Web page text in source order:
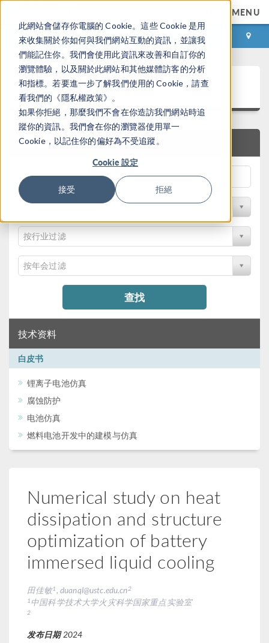
此網站會儲存你電腦的 Cookie。這些 Cookie 是用
來收集關於你如何與我們網站互動的資訊，並讓我
們能記住你。我們會使用此資訊來改善和自訂你的
瀏覽體驗，以及關於此網站和其他媒體訪客的分析
和指標。若要進一步了解我們使用的 Cookie，請查
看我們的《隱私權政策》。
如果你拒絕，那麼我們不會在你造訪我們網站時追
蹤你的資訊。我們會在你的瀏覽器使用單一
Cookie，以記住你的偏好為不受追蹤。
Cookie 設定
接受 拒絕
MENU
登录 咨询与购买
论文和技术资料
快速搜索
按物理领域过滤
按行业过滤
按年会过滤
查找
技术资料
白皮书
锂离子电池仿真
腐蚀防护
电池仿真
燃料电池开发中的建模与仿真
Numerical study on heat
dissipation and structure
optimization of battery
immersed liquid cooling
田佳敏1, duanql@ustc.edu.cn2
1中国科学技术大学火灾科学国家重点实验室
2
发布日期2024